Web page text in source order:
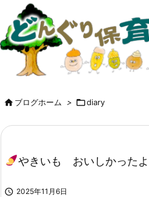
ブログホーム > diary
やきいも おいしかったよ
 2025年11月6日